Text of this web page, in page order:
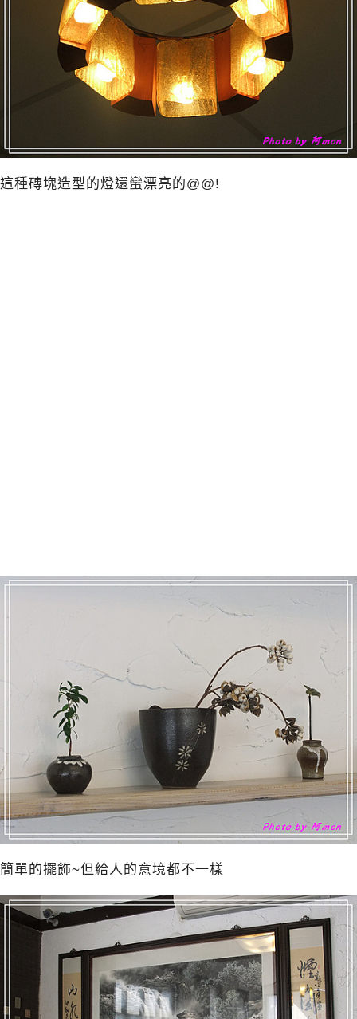
這種磚塊造型的燈還蠻漂亮的@@!
簡單的擺飾~但給人的意境都不一樣